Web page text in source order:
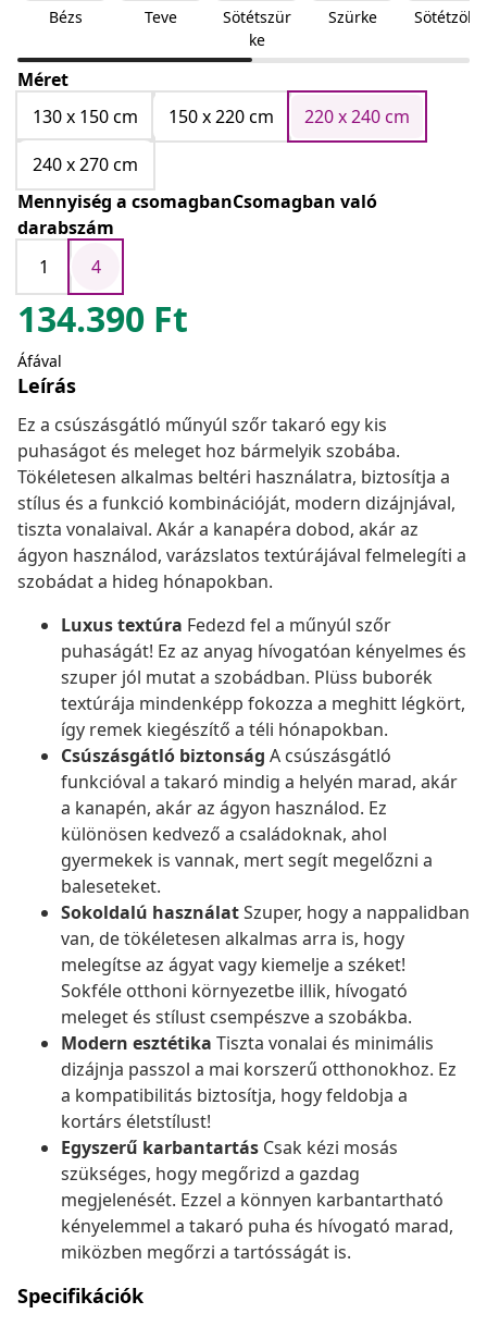
Bézs Teve
Sötétszür
ke
Szürke Sötétzöld
Méret
130 x 150 cm
150 x 220 cm
220 x 240 cm
240 x 270 cm
Mennyiség a csomagbanCsomagban való
darabszám
1
4
134.390 Ft
Áfával
Leírás
Ez a csúszásgátló műnyúl szőr takaró egy kis
puhaságot és meleget hoz bármelyik szobába.
Tökéletesen alkalmas beltéri használatra, biztosítja a
stílus és a funkció kombinációját, modern dizájnjával,
tiszta vonalaival. Akár a kanapéra dobod, akár az
ágyon használod, varázslatos textúrájával felmelegíti a
szobádat a hideg hónapokban.
Luxus textúra Fedezd fel a műnyúl szőr
puhaságát! Ez az anyag hívogatóan kényelmes és
szuper jól mutat a szobádban. Plüss buborék
textúrája mindenképp fokozza a meghitt légkört,
így remek kiegészítő a téli hónapokban.
Csúszásgátló biztonság A csúszásgátló
funkcióval a takaró mindig a helyén marad, akár
a kanapén, akár az ágyon használod. Ez
különösen kedvező a családoknak, ahol
gyermekek is vannak, mert segít megelőzni a
baleseteket.
Sokoldalú használatSzuper, hogy a nappalidban
van, de tökéletesen alkalmas arra is, hogy
melegítse az ágyat vagy kiemelje a széket!
Sokféle otthoni környezetbe illik, hívogató
meleget és stílust csempészve a szobákba.
Modern esztétika Tiszta vonalai és minimális
dizájnja passzol a mai korszerű otthonokhoz. Ez
a kompatibilitás biztosítja, hogy feldobja a
kortárs életstílust!
Egyszerű karbantartás Csak kézi mosás
szükséges, hogy megőrizd a gazdag
megjelenését. Ezzel a könnyen karbantartható
kényelemmel a takaró puha és hívogató marad,
miközben megőrzi a tartósságát is.
Specifikációk